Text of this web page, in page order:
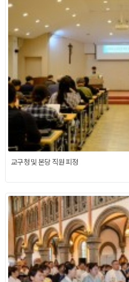
교구청 및 본당 직원 피정